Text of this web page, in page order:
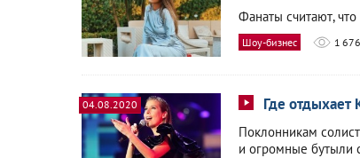
Фанаты считают,
Шоу-бизнес 1 676
04.08.2020 Где
Поклонникам
и огромные бутыли